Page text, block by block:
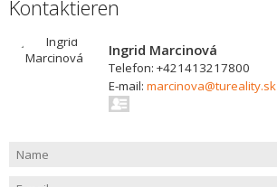
Kontaktieren
Ingrid Marcinová
Telefon: +421413217800
E-mail: marcinova@tureality.sk